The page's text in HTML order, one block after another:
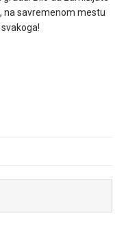
na savremenom mestu